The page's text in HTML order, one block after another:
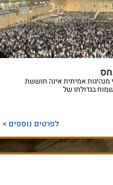
אמיתית אינה חוששת
בגדולתו של
לפרטים נוספים >